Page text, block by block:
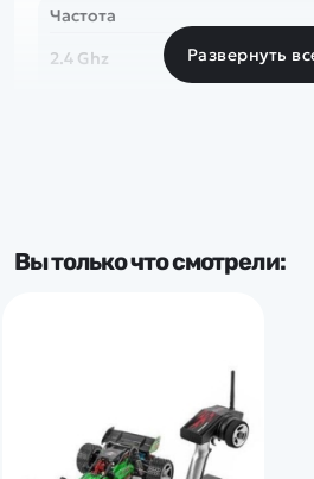
Частота
2.4 Ghz
Развернуть
Вы только что смотрели: